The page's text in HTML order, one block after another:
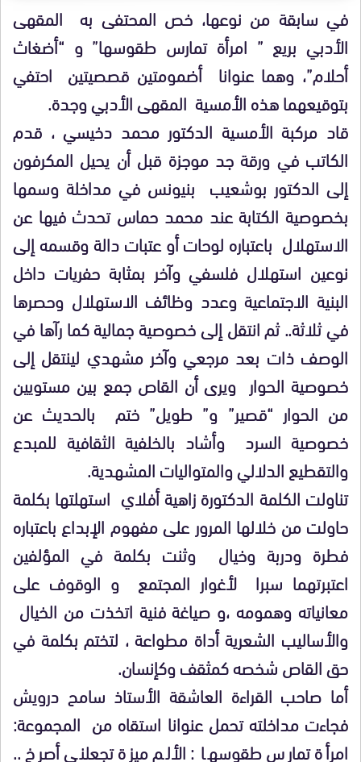
في سابقة من نوعها، خص المحتفى به المقهى
الأدبي بريع ” امرأة تمارس طقوسها” و “أضغاث
أحلام”، وهما عنوانا أضمومتين قصصيتين احتفي
بتوقيعهما هذه الأمسية المقهى الأدبي وجدة.
قاد مركبة الأمسية الدكتور محمد دخيسي ، قدم
الكاتب في ورقة جد موجزة قبل أن يحيل المكرفون
إلى الدكتور بوشعيب بنيونس في مداخلة وسمها
بخصوصية الكتابة عند محمد حماس تحدث فيها عن
الاستهلال باعتباره لوحات أو عتبات دالة وقسمه إلى
نوعين استهلال فلسفي وآخر بمثابة حفريات داخل
البنية الاجتماعية وعدد وظائف الاستهلال وحصرها
في ثلاثة.. ثم انتقل إلى خصوصية جمالية كما رآها في
الوصف ذات بعد مرجعي وآخر مشهدي لينتقل إلى
خصوصية الحوار ويرى أن القاص جمع بين مستويين
من الحوار “قصير” و” طويل” ختم بالحديث عن
خصوصية السرد وأشاد بالخلفية الثقافية للمبدع
والتقطيع الدلالي والمتواليات المشهدية.
تناولت الكلمة الدكتورة زاهية أفلاي استهلتها بكلمة
حاولت من خلالها المرور على مفهوم الإبداع باعتباره
فطرة ودربة وخيال وثنت بكلمة في المؤلفين
اعتبرتهما سبرا لأغوار المجتمع و الوقوف على
معانياته وهمومه ،و صياغة فنية اتخذت من الخيال
والأساليب الشعرية أداة مطواعة ، لتختم بكلمة في
حق القاص شخصه كمثقف وكإنسان.
أما صاحب القراءة العاشقة الأستاذ سامح درويش
فجاءت مداخلته تحمل عنوانا استقاه من المجموعة:
امرأة تمارس طقوسها : الألم ميزة تجعلني أصرخ ..